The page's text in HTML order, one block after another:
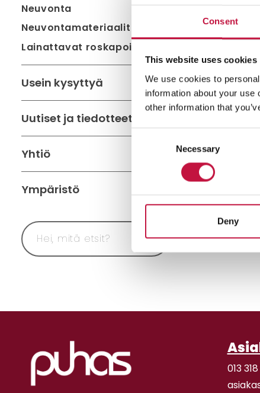
Consent
This website uses cookies
We use cookies to
information about your
other information that
Consent
Necessary
Deny
Neuvonta
Neuvontamateriaalit
Lainattavat roskapoimurit
Usein kysyttyä
Uutiset ja tiedotteet
Yhtiö
Ympäristö
Lajittele
sijainti
Salli
013